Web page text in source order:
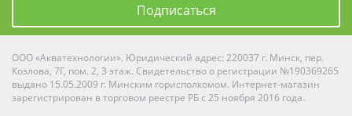
Подписаться
ООО «Акватехнологии». Юридический адрес: 220037 г. Минск, пер.
Козлова, 7Г, пом. 2, 3 этаж. Свидетельство о регистрации №190369265
выдано 15.05.2009 г. Минским горисполкомом. Интернет-магазин
зарегистрирован в торговом реестре РБ с 25 ноября 2016 года.